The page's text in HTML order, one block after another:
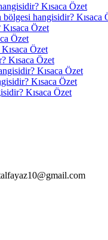
Kısaca Özet
hangisidir? Kısaca
Özet
Özet
Özet
Kısaca Özet
Kısaca Özet
Kısaca Özet
Kısaca Özet